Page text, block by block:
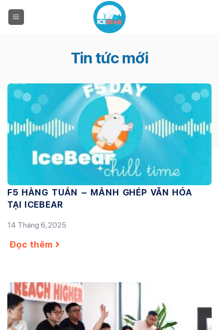
Tin tức mới
F5 HÀNG TUẦN – MẢNH GHÉP VĂN HÓA
TẠI ICEBEAR
14 Tháng 6, 2025
Đọc thêm